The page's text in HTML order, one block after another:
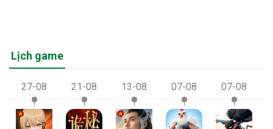
Lịch game
27-08 21-08 13-08 07-08 07-08